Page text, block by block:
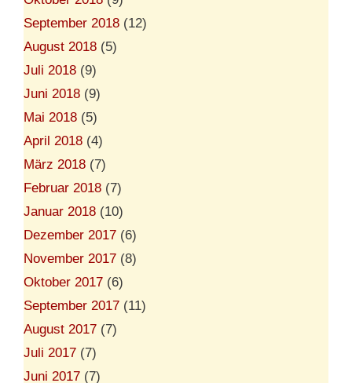
September 2018 (12)
August 2018 (5)
Juli 2018 (9)
Juni 2018 (9)
Mai 2018 (5)
April 2018 (4)
März 2018 (7)
Februar 2018 (7)
Januar 2018 (10)
Dezember 2017 (6)
November 2017 (8)
Oktober 2017 (6)
September 2017 (11)
August 2017 (7)
Juli 2017 (7)
Juni 2017 (7)